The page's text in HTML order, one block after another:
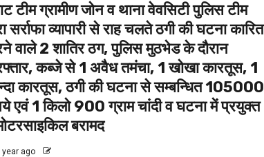
टीम ग्रामीण जोन व थाना वेवसिटी पुलिस टीम
सर्राफा व्यापारी से राह चलते ठगी की घटना कारित
वाले 2 शातिर ठग, पुलिस मुठभेड के दौरान
कब्जे से 1 अवैध तमंचा, 1 खोखा कारतूस, 1
कारतूस, ठगी की घटना से सम्बन्धित 105000
एवं 1 किलो 900 ग्राम चांदी व घटना में प्रयुक्त
बरामद
year ago